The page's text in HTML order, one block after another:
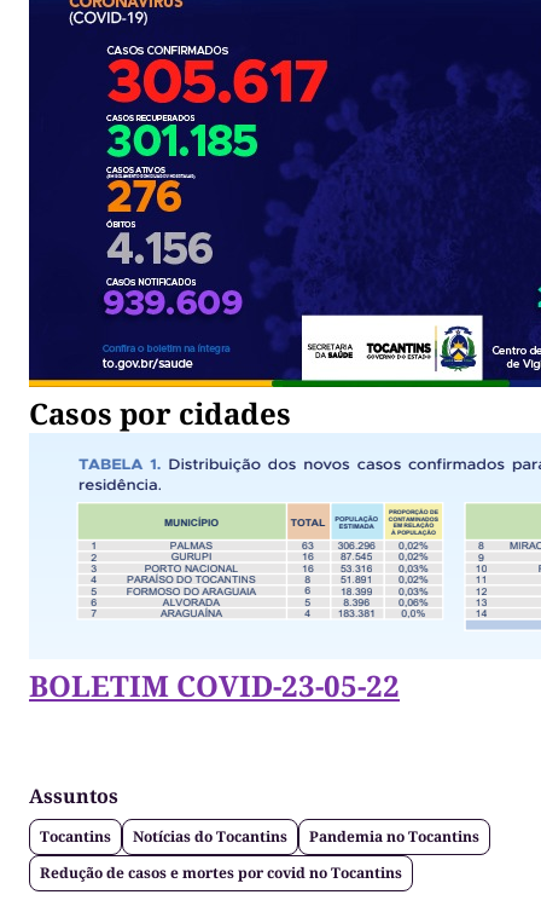
Casos por cidades
BOLETIM COVID-23-05-22
Assuntos
Tocantins Notícias do Tocantins
Pandemia no Tocantins
Redução de casos e mortes por covid no Tocantins